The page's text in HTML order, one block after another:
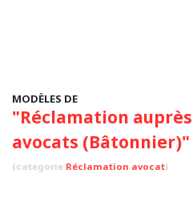
MODÈLES DE
"Réclamation
avocats (Bâtonnier)"
(categorie Réclamation avocat)